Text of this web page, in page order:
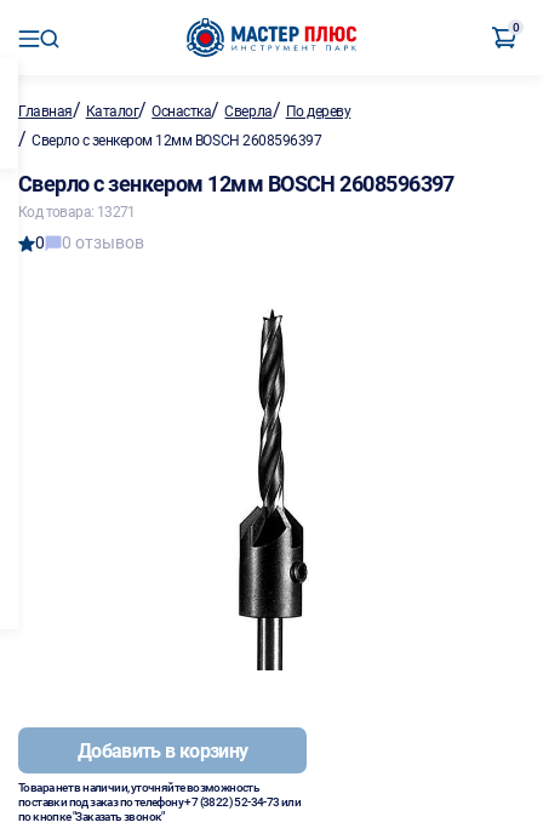
0
Главная/ Каталог/Оснастка/Сверла/ По дереву
/ Сверло с зенкером 12мм BOSCH 2608596397
Сверло с зенкером 12мм BOSCH 2608596397
Код товара: 13271
0 0 отзывов
Добавить в корзину
Товара нет в наличии, уточняйте возможность
поставки под заказ по телефону+7 (3822) 52-34-73или
по кнопке "Заказать звонок"